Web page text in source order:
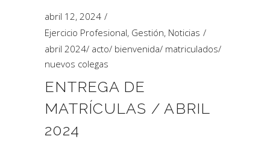
abril 12, 2024
Ejercicio Profesional, Gestión, Noticias
abril 2024/ acto/ bienvenida/ matriculados/
nuevos colegas
ENTREGA DE
MATRÍCULAS / ABRIL
2024